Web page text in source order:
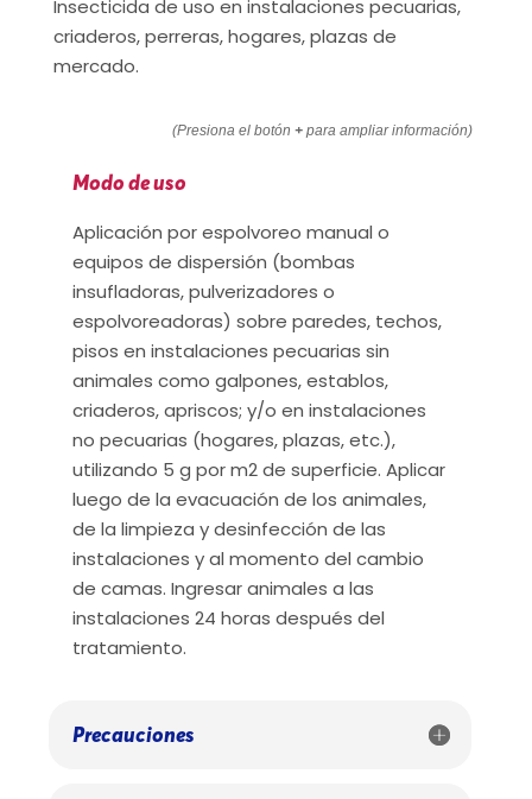
Insecticida de uso en instalaciones pecuarias,
criaderos, perreras, hogares, plazas de
mercado.
(Presiona el botón+ para ampliar información)
Modo de uso
Aplicación por espolvoreo manual o
equipos de dispersión (bombas
insufladoras, pulverizadores o
espolvoreadoras) sobre paredes, techos,
pisos en instalaciones pecuarias sin
animales como galpones, establos,
criaderos, apriscos; y/o en instalaciones
no pecuarias (hogares, plazas, etc.),
utilizando 5 g por m2 de superficie. Aplicar
luego de la evacuación de los animales,
de la limpieza y desinfección de las
instalaciones y al momento del cambio
de camas. Ingresar animales a las
instalaciones 24 horas después del
tratamiento.
Precauciones